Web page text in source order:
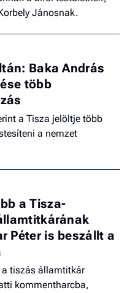
Jánosnak.
Baka András
több
a Tisza jelöltje több
a nemzet
a Tisza-
Péter is beszállt a
a tiszás államtitkár
kommentharcba,